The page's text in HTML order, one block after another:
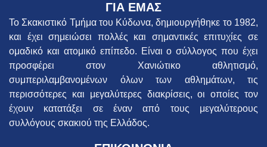
ΓΙΑ ΕΜΑΣ
Το Σκακιστικό Τμήμα του Κύδωνα, δημιουργήθηκε το 1982,
και έχει σημειώσει πολλές και σημαντικές επιτυχίες σε
ομαδικό και ατομικό επίπεδο. Είναι ο σύλλογος που έχει
προσφέρει στον Χανιώτικο αθλητισμό,
συμπεριλαμβανομένων όλων των αθλημάτων, τις
περισσότερες και μεγαλύτερες διακρίσεις, οι οποίες τον
έχουν κατατάξει σε έναν από τους μεγαλύτερους
συλλόγους σκακιού της Ελλάδος.